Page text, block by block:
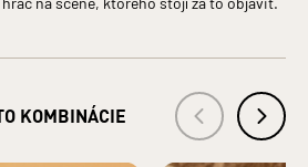
KOMBINÁCIE